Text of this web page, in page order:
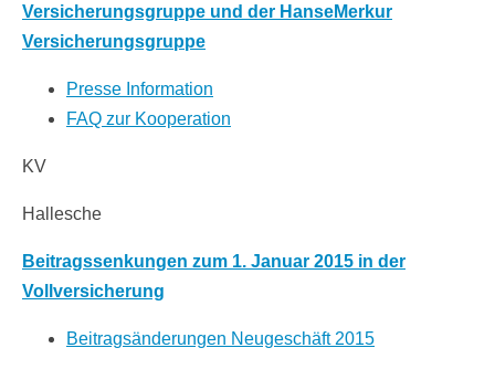
Versicherungsgruppe und der HanseMerkur
Versicherungsgruppe
Presse Information
FAQ zur Kooperation
KV
Hallesche
Beitragssenkungen zum 1. Januar 2015 in der
Vollversicherung
Beitragsänderungen Neugeschäft 2015